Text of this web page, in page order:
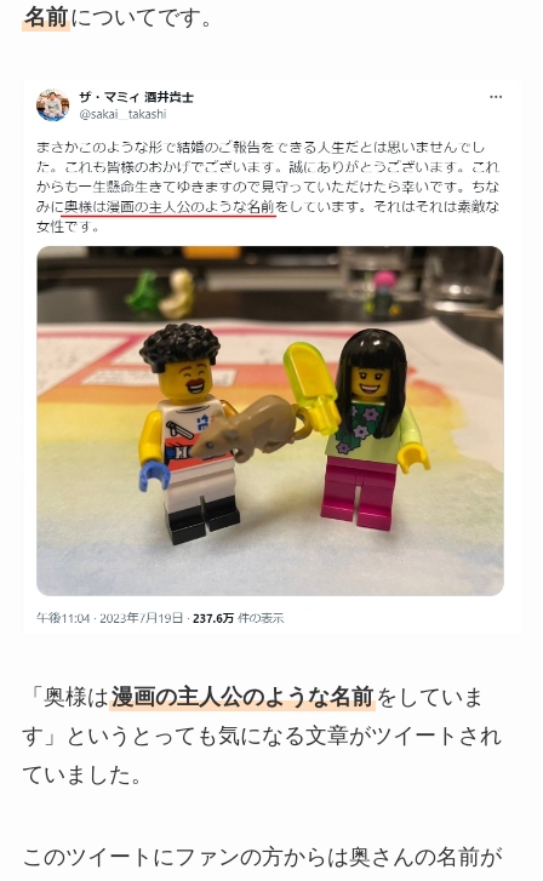
名前についてです。
「奥様は漫画の主人公のような名前をしていま
す」というとっても気になる文章がツイートされ
ていました。
このツイートにファンの方からは奥さんの名前が